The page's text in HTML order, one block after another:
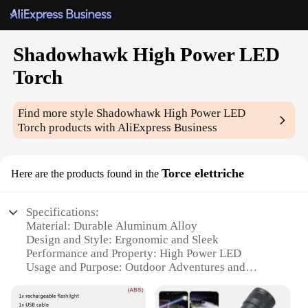
Shadowhawk High Power LED
Torch
Find more style Shadowhawk High Power LED
Torch products with AliExpress Business
Here are the products found in the Torce elettriche
Specifications:
Material: Durable Aluminum Alloy
Design and Style: Ergonomic and Sleek
Performance and Property: High Power LED
Usage and Purpose: Outdoor Adventures and
Shape or Size or Weight or Quantity: Compact and